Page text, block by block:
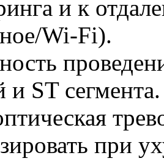
и к
Wi-Fi).
и ST сегмента.
при